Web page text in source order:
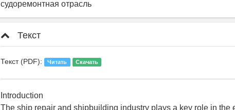
судоремонтная отрасль
Текст
Текст (PDF): Читать Скачать
Introduction
The ship repair and shipbuilding industry plays a key role in the